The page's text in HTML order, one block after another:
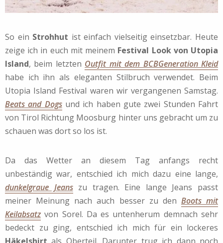
So ein Strohhut ist einfach vielseitig einsetzbar. Heute
zeige ich in euch mit meinem Festival Look von Utopia
Island, beim letzten Outfit mit dem BCBGeneration Kleid
habe ich ihn als eleganten Stilbruch verwendet. Beim
Utopia Island Festival waren wir vergangenen Samstag.
Beats and Dogsund ich haben gute zwei Stunden Fahrt
von Tirol Richtung Moosburg hinter uns gebracht um zu
schauen was dort so los ist.
Da das Wetter an diesem Tag anfangs recht
unbeständig war, entschied ich mich dazu eine lange,
dunkelgraue Jeanszu tragen. Eine lange Jeans passt
meiner Meinung nach auch besser zu den Boots mit
Keilabsatzvon Sorel. Da es untenherum demnach sehr
bedeckt zu ging, entschied ich mich für ein lockeres
Häkelshirt als Oberteil. Darunter trug ich dann noch